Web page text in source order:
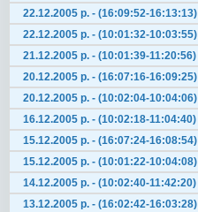
22.12.2005 р. - (16:09:52-16:13:13)
22.12.2005 р. - (10:01:32-10:03:55)
21.12.2005 р. - (10:01:39-11:20:56)
20.12.2005 р. - (16:07:16-16:09:25)
20.12.2005 р. - (10:02:04-10:04:06)
16.12.2005 р. - (10:02:18-11:04:40)
15.12.2005 р. - (16:07:24-16:08:54)
15.12.2005 р. - (10:01:22-10:04:08)
14.12.2005 р. - (10:02:40-11:42:20)
13.12.2005 р. - (16:02:42-16:03:28)